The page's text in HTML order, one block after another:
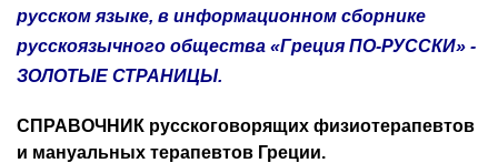
русском языке, в информационном сборнике
русскоязычного общества «Греция ПО-РУССКИ» -
ЗОЛОТЫЕ СТРАНИЦЫ.
СПРАВОЧНИК русскоговорящих физиотерапевтов
и мануальных терапевтов Греции.